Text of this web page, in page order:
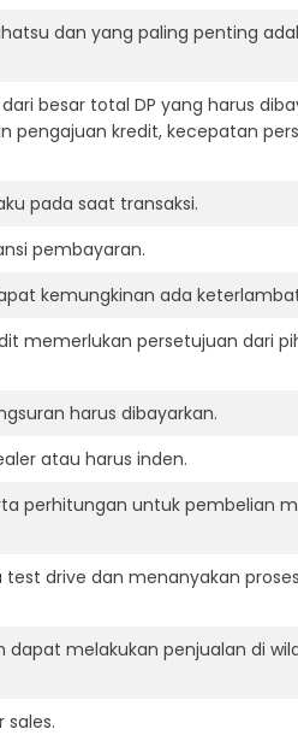
dan yang paling penting
besar total DP yang harus
pengajuan kredit, kecepatan
pada saat transaksi.
pembayaran.
kemungkinan ada
memerlukan persetujuan dari
harus dibayarkan.
atau harus inden.
perhitungan untuk pembelian
drive dan menanyakan proses
dapat melakukan penjualan di